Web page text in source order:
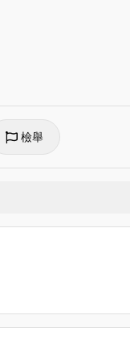
檢舉